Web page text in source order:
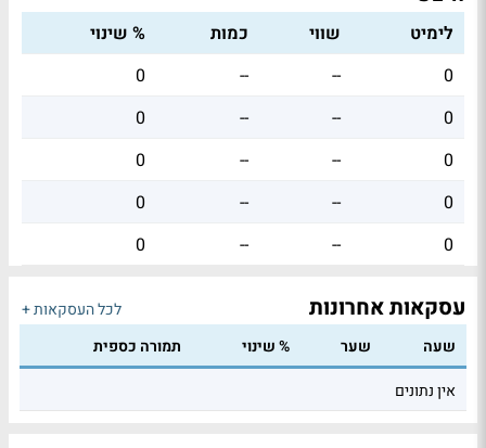
לימיט שווי כמות
% שינוי
0
--
--
0
0
--
--
0
0
--
--
0
0
--
--
0
0
--
--
0
עסקאות אחרונות
לכל העסקאות +
שעה
שער % שינוי
תמורה כספית
אין נתונים